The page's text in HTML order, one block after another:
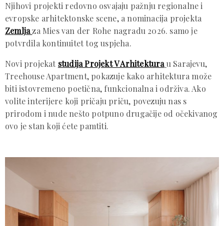
Njihovi projekti redovno osvajaju pažnju regionalne i
evropske arhitektonske scene, a nominacija projekta
Zemljaza Mies van der Rohe nagradu 2026. samo je
potvrdila kontinuitet tog uspjeha.
Novi projekat studija Projekt V Arhitektura u Sarajevu,
Treehouse Apartment, pokazuje kako arhitektura može
biti istovremeno poetična, funkcionalna i održiva. Ako
volite interijere koji pričaju priču, povezuju nas s
prirodom i nude nešto potpuno drugačije od očekivanog
ovo je stan koji ćete pamtiti.